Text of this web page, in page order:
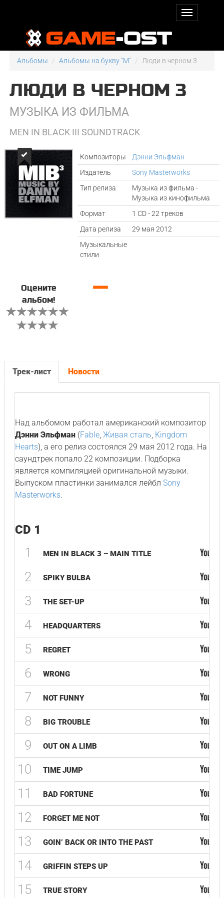
Альбомы Альбомы на букву "M" Люди в черном 3
ЛЮДИ В ЧЕРНОМ 3
МУЗЫКА ИЗ ФИЛЬМА
MEN IN BLACK III SOUNDTRACK
Композиторы
Дэнни Эльфман
Издатель
Sony Masterworks
Тип релиза
Музыка из фильма -
Музыка из кинофильма
Формат
1 CD - 22 треков
Дата релиза
29 мая 2012
Музыкальные
стили
Оцените
альбом!
—
Трек-лист Новости
Над альбомом работал американский композитор
Дэнни Эльфман(Fable, Живая сталь, Kingdom
Hearts), а его релиз состоялся 29 мая 2012 года. На
саундтрек попало 22 композиции. Подборка
является компиляцией оригинальной музыки.
Выпуском пластинки занимался лейбл Sony
Masterworks.
CD 1
1 MEN IN BLACK 3 – MAIN TITLE
2 SPIKY BULBA
3 THE SET-UP
4 HEADQUARTERS
5 REGRET
6 WRONG
7 NOT FUNNY
8 BIG TROUBLE
9 OUT ON A LIMB
10 TIME JUMP
11 BAD FORTUNE
12 FORGET ME NOT
13 GOIN’ BACK OR INTO THE PAST
14 GRIFFIN STEPS UP
15 TRUE STORY